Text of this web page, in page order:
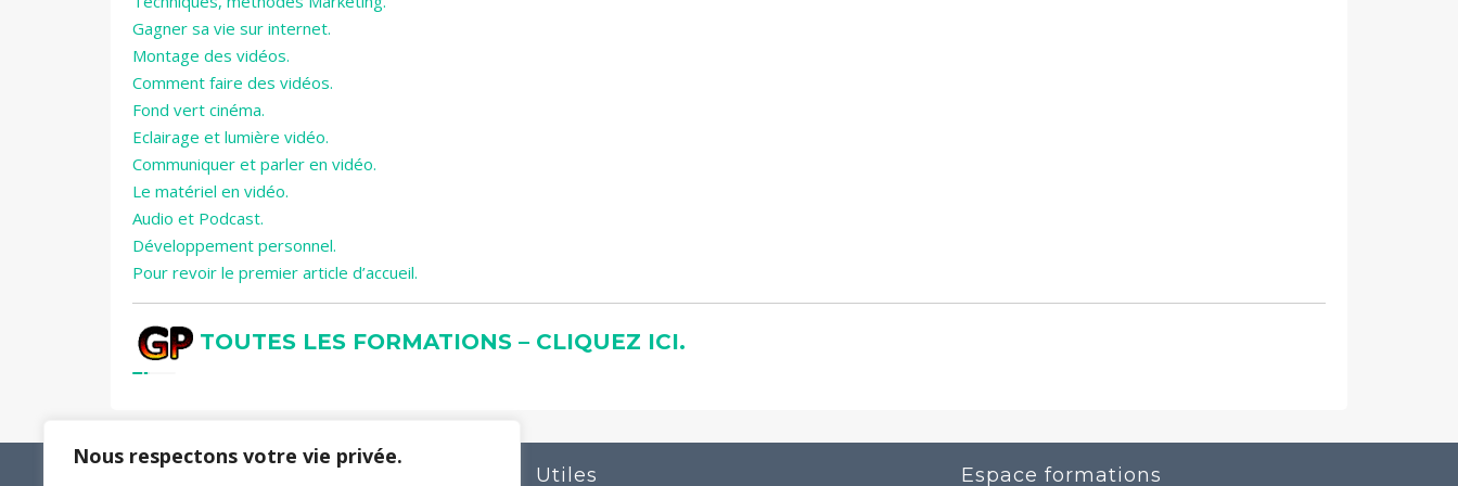
Nous respectons votre vie privée.
Gagner sa vie sur internet.
Montage des vidéos.
Comment faire des vidéos.
Fond vert cinéma.
Eclairage et lumière vidéo.
Communiquer et parler en vidéo.
Le matériel en vidéo.
Audio et Podcast.
Développement personnel.
Pour revoir le premier article d’accueil.
TOUTES LES FORMATIONS – CLIQUEZ ICI.
Utiles Espace formations